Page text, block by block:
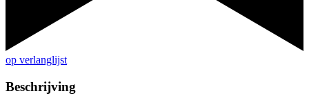
op verlanglijst
Beschrijving